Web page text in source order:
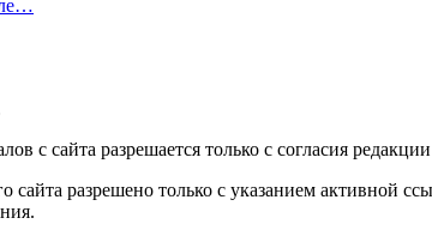
с сайта разрешается только c согласия
разрешено только с указанием активной